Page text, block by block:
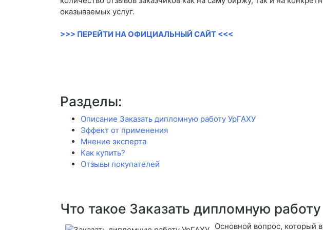
оказываемых услуг.
>>> ПЕРЕЙТИ НА ОФИЦИАЛЬНЫЙ САЙТ <<<
Разделы:
Описание Заказать дипломную работу УрГАХУ
Эффект от применения
Мнение эксперта
Как купить?
Отзывы покупателей
Что такое Заказать дипломную
Основной вопрос, который